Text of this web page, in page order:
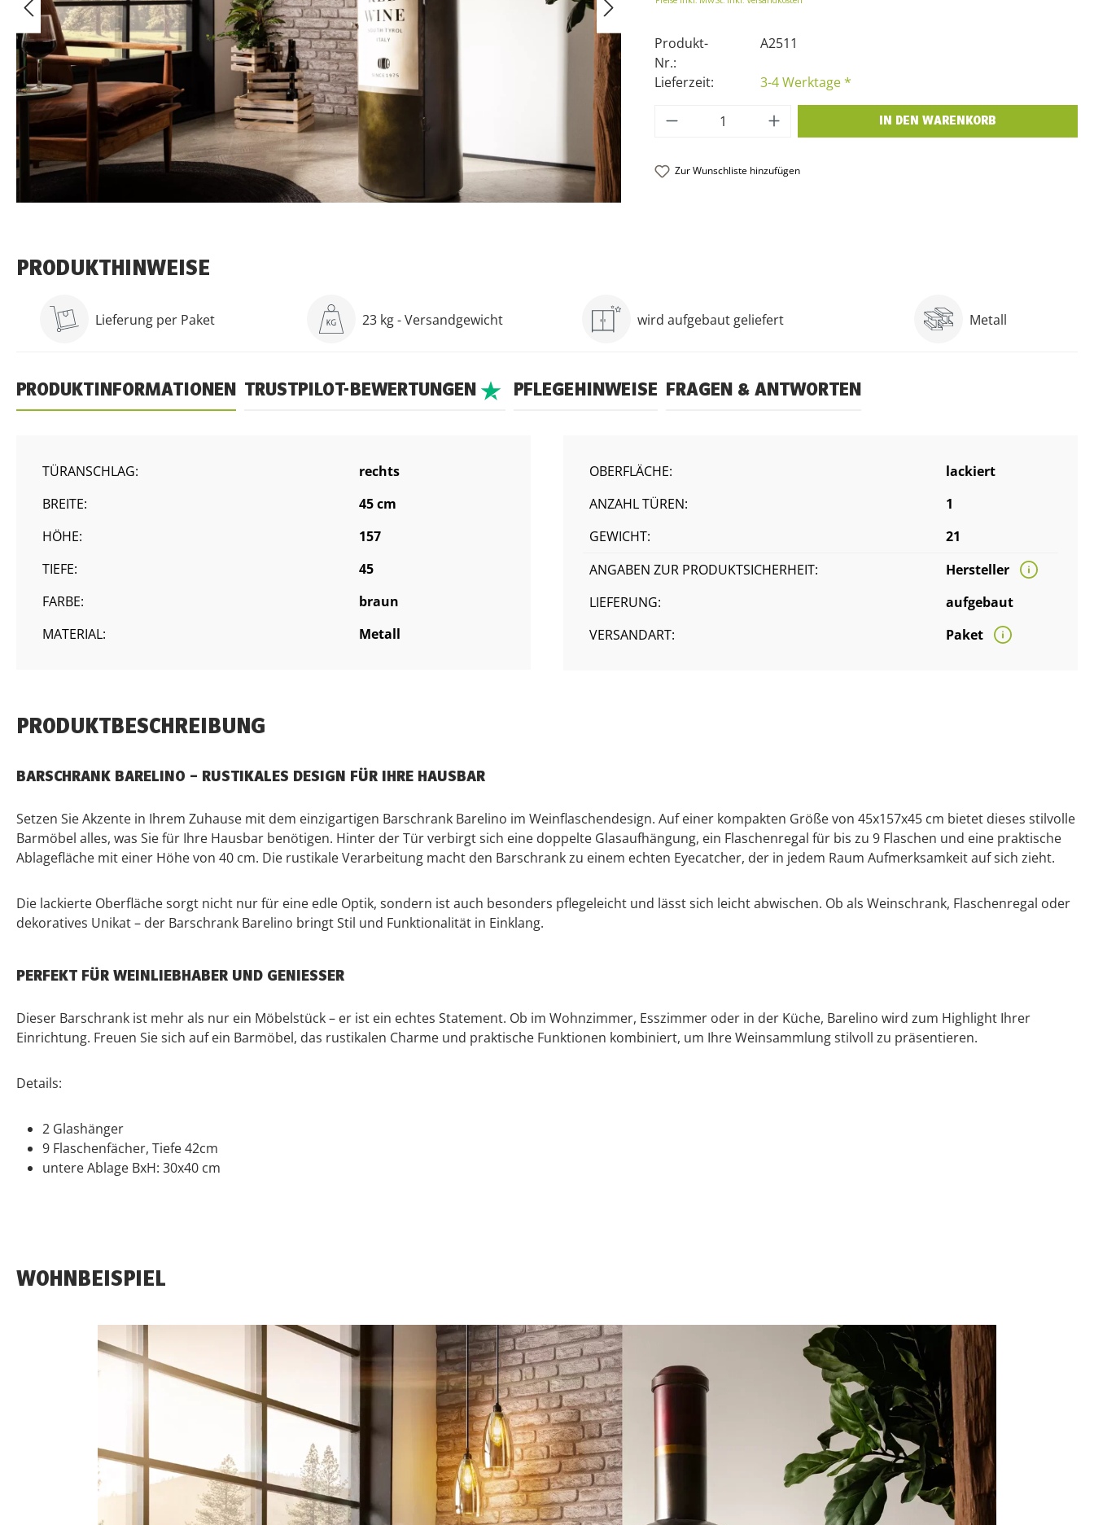
Produkt-
Nr.:
A2511
Lieferzeit: 3-4 Werktage *
Produkt Anzahl: Gib den gewünschten Wert
IN DEN WARENKORB
Zur Wunschliste hinzufügen
PRODUKTHINWEISE
Lieferung per Paket 23 kg - Versandgewicht wird aufgebaut geliefert Metall
PRODUKTINFORMATIONEN TRUSTPILOT-BEWERTUNGEN PFLEGEHINWEISE FRAGEN & ANTWORTEN
TÜRANSCHLAG:
rechts
BREITE:
45 cm
HÖHE:
157
TIEFE:
45
FARBE:
braun
MATERIAL:
Metall
OBERFLÄCHE:
lackiert
ANZAHL TÜREN:
1
GEWICHT:
21
ANGABEN ZUR PRODUKTSICHERHEIT:
Hersteller
LIEFERUNG:
aufgebaut
VERSANDART:
Paket
PRODUKTBESCHREIBUNG
BARSCHRANK BARELINO – RUSTIKALES DESIGN FÜR IHRE HAUSBAR
Setzen Sie Akzente in Ihrem Zuhause mit dem einzigartigen Barschrank Barelino im Weinflaschendesign. Auf einer kompakten Größe von 45x157x45 cm bietet dieses stilvolle
Barmöbel alles, was Sie für Ihre Hausbar benötigen. Hinter der Tür verbirgt sich eine doppelte Glasaufhängung, ein Flaschenregal für bis zu 9 Flaschen und eine praktische
Ablagefläche mit einer Höhe von 40 cm. Die rustikale Verarbeitung macht den Barschrank zu einem echten Eyecatcher, der in jedem Raum Aufmerksamkeit auf sich zieht.
Die lackierte Oberfläche sorgt nicht nur für eine edle Optik, sondern ist auch besonders pflegeleicht und lässt sich leicht abwischen. Ob als Weinschrank, Flaschenregal oder
dekoratives Unikat – der Barschrank Barelino bringt Stil und Funktionalität in Einklang.
PERFEKT FÜR WEINLIEBHABER UND GENIESSER
Dieser Barschrank ist mehr als nur ein Möbelstück – er ist ein echtes Statement. Ob im Wohnzimmer, Esszimmer oder in der Küche, Barelino wird zum Highlight Ihrer
Einrichtung. Freuen Sie sich auf ein Barmöbel, das rustikalen Charme und praktische Funktionen kombiniert, um Ihre Weinsammlung stilvoll zu präsentieren.
Details:
2 Glashänger
9 Flaschenfächer, Tiefe 42cm
untere Ablage BxH: 30x40 cm
WOHNBEISPIEL